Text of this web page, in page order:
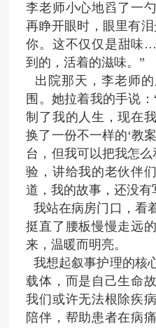
李老师小心地舀了一
再睁开眼时，眼里有
你。这不仅仅是甜味
到的，活着的滋味。”
出院那天，李老师
围。她拉着我的手说
制了我的人生，现在
换了一份不一样的‘教
台，但我可以把我怎么
验，讲给我的老伙伴
道，我的故事，还没有
我站在病房门口，看
挺直了腰板慢慢走远
来，温暖而明亮。
我想起叙事护理的核
载体，而是自己生命
我们或许无法根除疾
陪伴，帮助患者在病